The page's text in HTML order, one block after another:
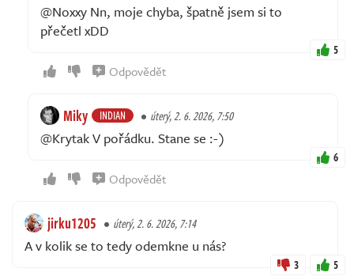
@Noxxy Nn, moje chyba, špatně jsem si to
přečetl xDD
5
Odpovědět
Miky INDIAN úterý, 2. 6. 2026, 7:50
@Krytak V pořádku. Stane se :-)
6
Odpovědět
jirku1205 úterý, 2. 6. 2026, 7:14
A v kolik se to tedy odemkne u nás?
3 5